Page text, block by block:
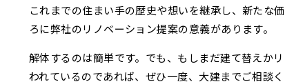
これまでの住まい手の歴史や想いを継承し、新たな
ろに弊社のリノベーション提案の意義があります。
解体するのは簡単です。でも、もしまだ建て替えか
われているのであれば、ぜひ一度、大建までご相談